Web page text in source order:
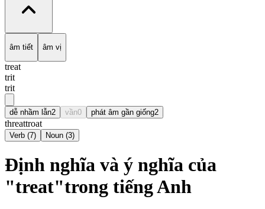
âm tiết âm vị
treat
trit
trit
dễ nhầm lẫn2 vần0 phát âm gần giống2
threattroat
Verb (7) Noun (3)
Định nghĩa và ý nghĩa của
"treat"trong tiếng Anh